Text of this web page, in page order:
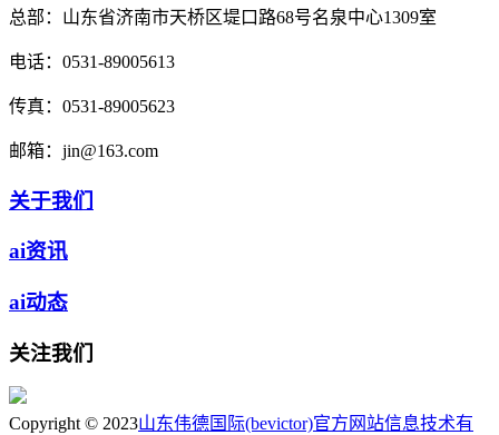
总部： 山东省济南市天桥区堤口路68号名泉中心1309室
电话： 0531-89005613
传真： 0531-89005623
邮箱： jin@163.com
关于我们
ai资讯
ai动态
关注我们
Copyright © 2023山东伟德国际(bevictor)官方网站信息技术有